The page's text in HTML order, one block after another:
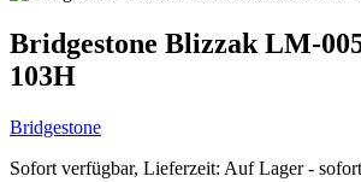
Bridgestone Blizzak LM-
103H
Bridgestone
Sofort verfügbar, Lieferzeit: Auf Lager -